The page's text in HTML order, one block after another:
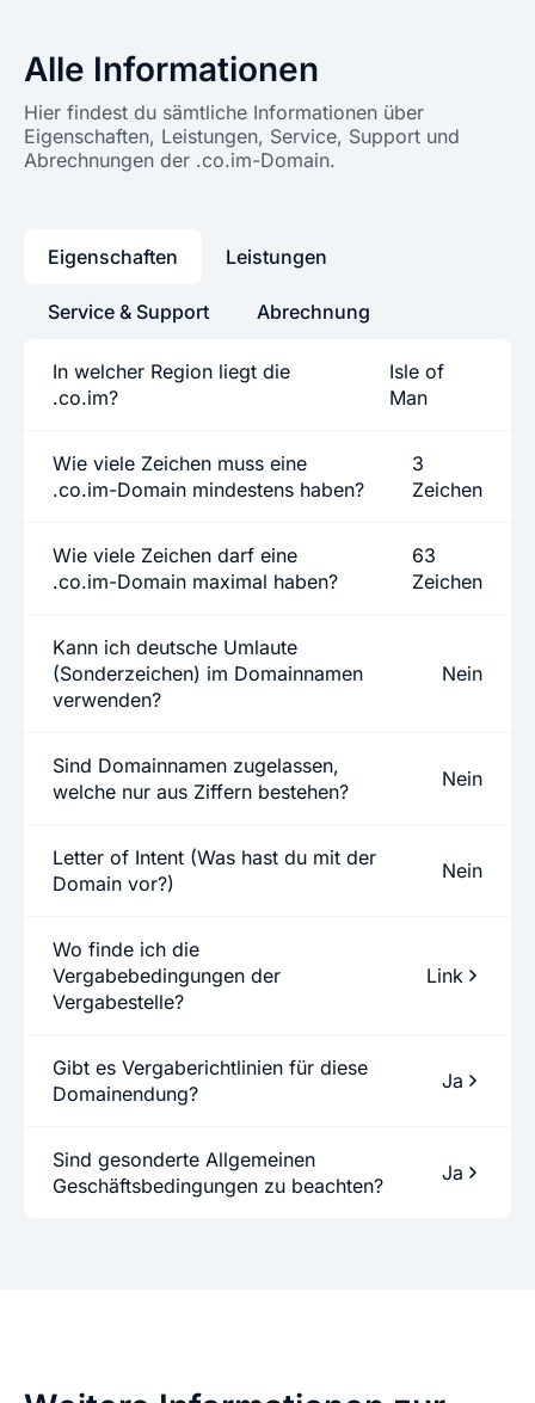
Alle Informationen
Hier findest du sämtliche Informationen über
Eigenschaften, Leistungen, Service, Support und
Abrechnungen der .co.im-Domain.
Eigenschaften
In welcher Region liegt die
.co.im?
Isle of
Man
Wie viele Zeichen muss eine
.co.im-Domain mindestens haben?
3
Zeichen
Wie viele Zeichen darf eine
.co.im-Domain maximal haben?
63
Zeichen
Kann ich deutsche Umlaute
(Sonderzeichen) im Domainnamen
verwenden?
Nein
Sind Domainnamen zugelassen,
welche nur aus Ziffern bestehen?
Nein
Letter of Intent (Was hast du mit der
Domain vor?)
Nein
Wo finde ich die
Vergabebedingungen der
Vergabestelle?
Link
Gibt es Vergaberichtlinien für diese
Domainendung?
Ja
Sind gesonderte Allgemeinen
Geschäftsbedingungen zu beachten?
Ja
Leistungen
Service & Support Abrechnung